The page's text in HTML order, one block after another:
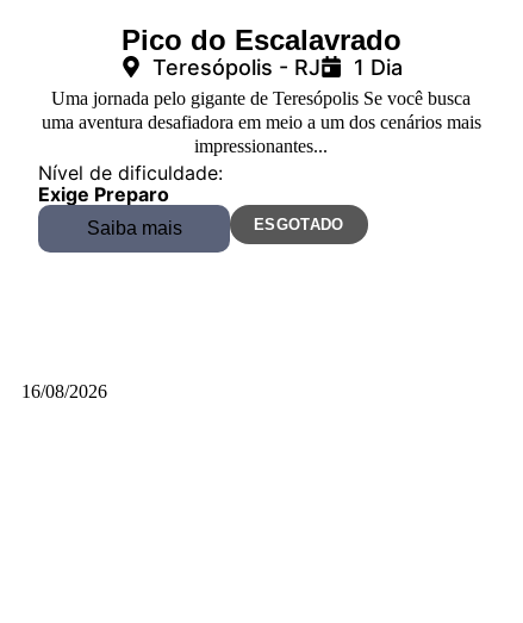
Pico do Escalavrado
Teresópolis - RJ 1 Dia
Uma jornada pelo gigante de Teresópolis Se você busca
uma aventura desafiadora em meio a um dos cenários mais
impressionantes...
Nível de dificuldade:
Exige Preparo
Saiba mais ESGOTADO
16/08/2026